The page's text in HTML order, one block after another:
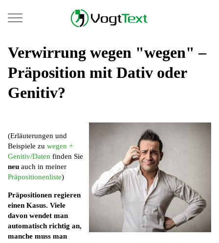
Mobile Menu Toggle
Verwirrung wegen "wegen" –
Präposition mit Dativ oder
Genitiv?
(Erläuterungen und
Beispiele zuwegen +
Genitiv/Daten finden Sie
neu auch in meiner
Präpositionenliste)
Präpositionen regieren
einen Kasus. Viele
davon wendet man
automatisch richtig an,
manche muss man